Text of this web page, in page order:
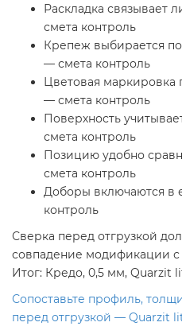
Раскладка связывает
смета контроль
Крепеж выбирается
— смета контроль
Цветовая маркировка
— смета контроль
Поверхность
смета контроль
Позицию удобно
смета контроль
Доборы включаются в
контроль
Сверка перед отгрузкой
совпадение модификации с
Итог: Кредо, 0,5 мм, Quarzit
Сопоставьте профиль,
перед отгрузкой — Quarzit